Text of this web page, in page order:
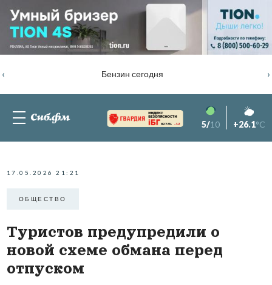
Бензин сегодня
‹ ›
82.76% -1.2 5/10 +26.1°C
17.05.2026 21:21
ОБЩЕСТВО
Туристов предупредили о
новой схеме обмана перед
отпуском